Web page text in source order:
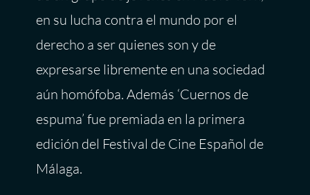
en su lucha contra el mundo por el
derecho a ser quienes son y de
expresarse libremente en una sociedad
aún homófoba. Además ‘Cuernos de
espuma’ fue premiada en la primera
edición del Festival de Cine Español de
Málaga.